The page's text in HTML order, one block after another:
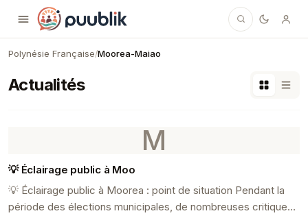
Puublik
Polynésie Française/Moorea-Maiao
Actualités
M
💡 Éclairage public à Moo
💡 Éclairage public à Moorea : point de situation Pendant la
période des élections municipales, de nombreuses critiques